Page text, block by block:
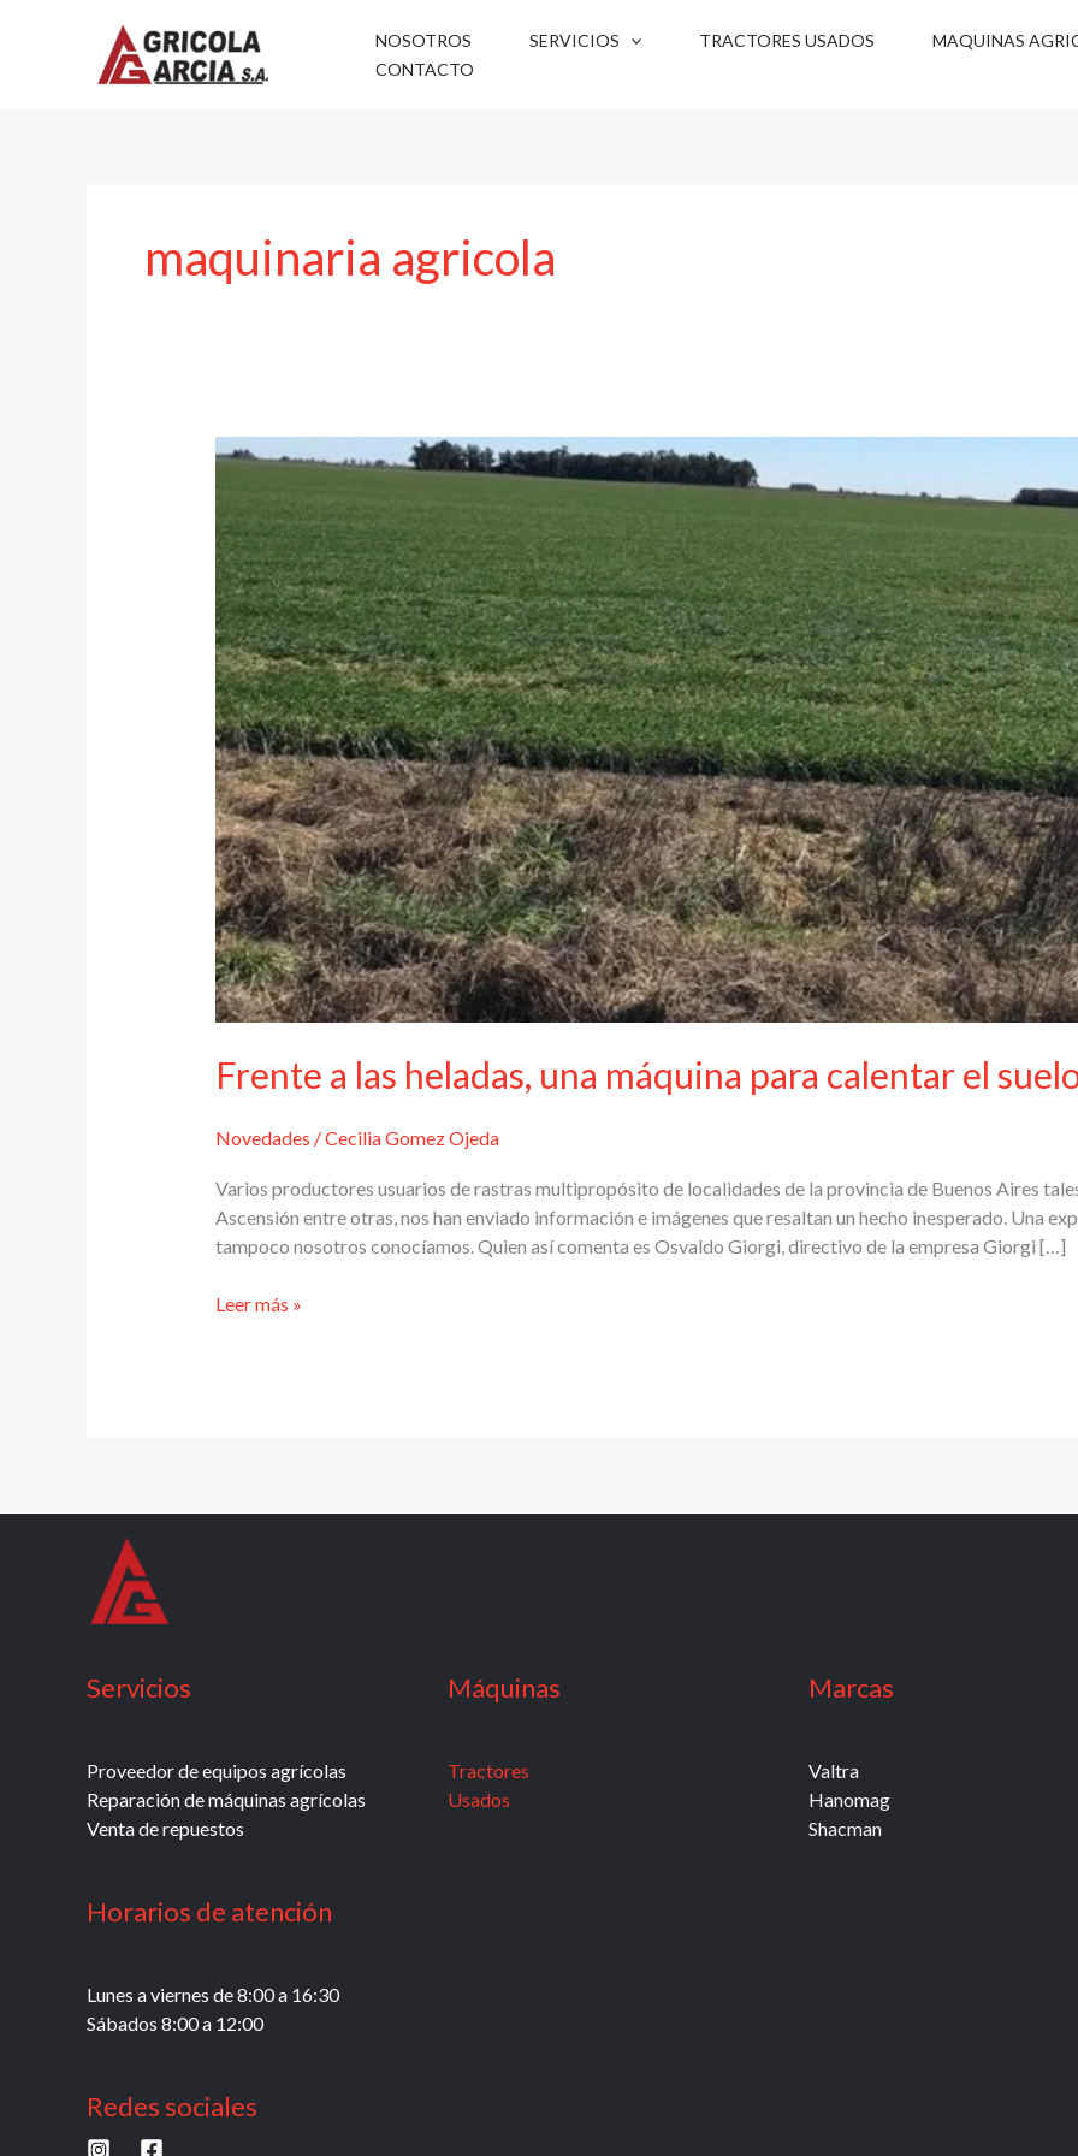
NOSOTROS SERVICIOS TRACTORES USADOS
MAQUINAS
CONTACTO
maquinaria agricola
Frente a las heladas, una máquina para calentar el
Novedades /Cecilia Gomez Ojeda
Varios productores usuarios de rastras multipropósito de localidades de la provincia de Buenos Aires
Ascensión entre otras, nos han enviado información e imágenes que resaltan un hecho inesperado. Una
tampoco nosotros conocíamos. Quien así comenta es Osvaldo Giorgi, directivo de la empresa Giorgi […]
Frente
Leer más »
Servicios
Proveedor de equipos agrícolas
Reparación de máquinas agrícolas
Venta de repuestos
Horarios de atención
Lunes a viernes de 8:00 a 16:30
Sábados 8:00 a 12:00
Redes sociales
Máquinas
Tractores
Usados
Marcas
Valtra
Hanomag
Shacman